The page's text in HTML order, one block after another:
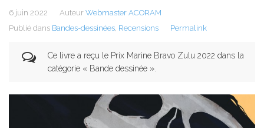
6 juin 2022 Auteur Webmaster ACORAM
Publié dans Bandes-dessinées Recensions Permalink
Ce livre a reçu le Prix Marine Bravo Zulu 2022 dans la
catégorie « Bande dessinée ».